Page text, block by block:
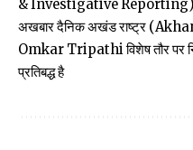
& Investigative Reporting) में
अखबार दैनिक अखंड राष्ट्र
Omkar Tripathi विशेष तौर पर
प्रतिबद्ध है